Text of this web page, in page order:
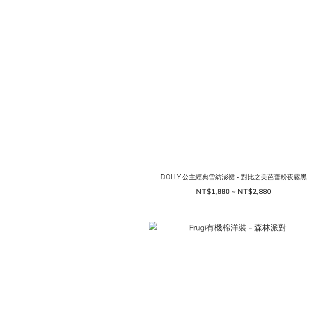
DOLLY 公主經典雪紡澎裙 - 對比之美芭蕾粉夜霧黑
NT$1,880 ~ NT$2,880